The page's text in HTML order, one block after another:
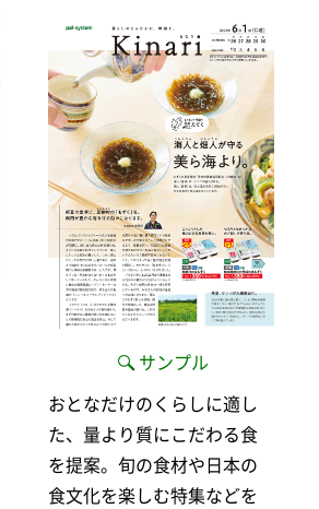
サンプル
おとなだけのくらしに適し
た、量より質にこだわる食
を提案。旬の食材や日本の
食文化を楽しむ特集などを